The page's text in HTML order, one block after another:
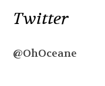
Twitter
@OhOceane